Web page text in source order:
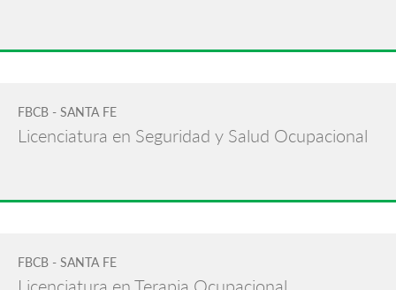
FBCB - SANTA FE
Licenciatura en Seguridad y Salud Ocupacional
FBCB - SANTA FE